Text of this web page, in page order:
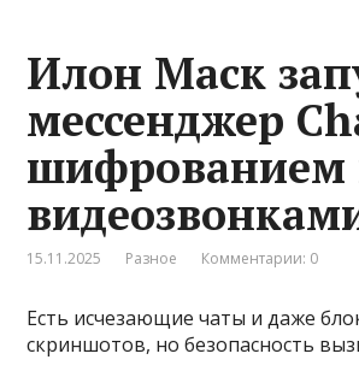
Илон Маск
мессенджер
шифрованием
15.11.2025 Разное Комментарии: 0
Есть исчезающие чаты и даже
скриншотов, но безопасность